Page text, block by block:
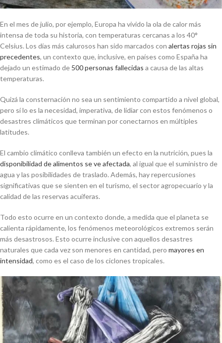
En el mes de julio, por ejemplo, Europa ha vivido la ola de calor más
intensa de toda su historia, con temperaturas cercanas a los 40°
Celsius. Los días más calurosos han sido marcados con alertas rojas sin
precedentes, un contexto que, inclusive, en países como España ha
dejado un estimado de 500 personas fallecidas a causa de las altas
temperaturas.
Quizá la consternación no sea un sentimiento compartido a nivel global,
pero sí lo es la necesidad, imperativa, de lidiar con estos fenómenos o
desastres climáticos que terminan por conectarnos en múltiples
latitudes.
El cambio climático conlleva también un efecto en la nutrición, pues la
disponibilidad de alimentos se ve afectada, al igual que el suministro de
agua y las posibilidades de traslado. Además, hay repercusiones
significativas que se sienten en el turismo, el sector agropecuario y la
calidad de las reservas acuíferas.
Todo esto ocurre en un contexto donde, a medida que el planeta se
calienta rápidamente, los fenómenos meteorológicos extremos serán
más desastrosos. Esto ocurre inclusive con aquellos desastres
naturales que cada vez son menores en cantidad, pero mayores en
intensidad, como es el caso de los ciclones tropicales.